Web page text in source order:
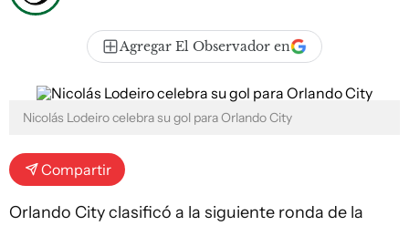
Agregar El Observador en
Nicolás Lodeiro celebra su gol para Orlando City
Compartir
Orlando City clasificó a la siguiente ronda de la